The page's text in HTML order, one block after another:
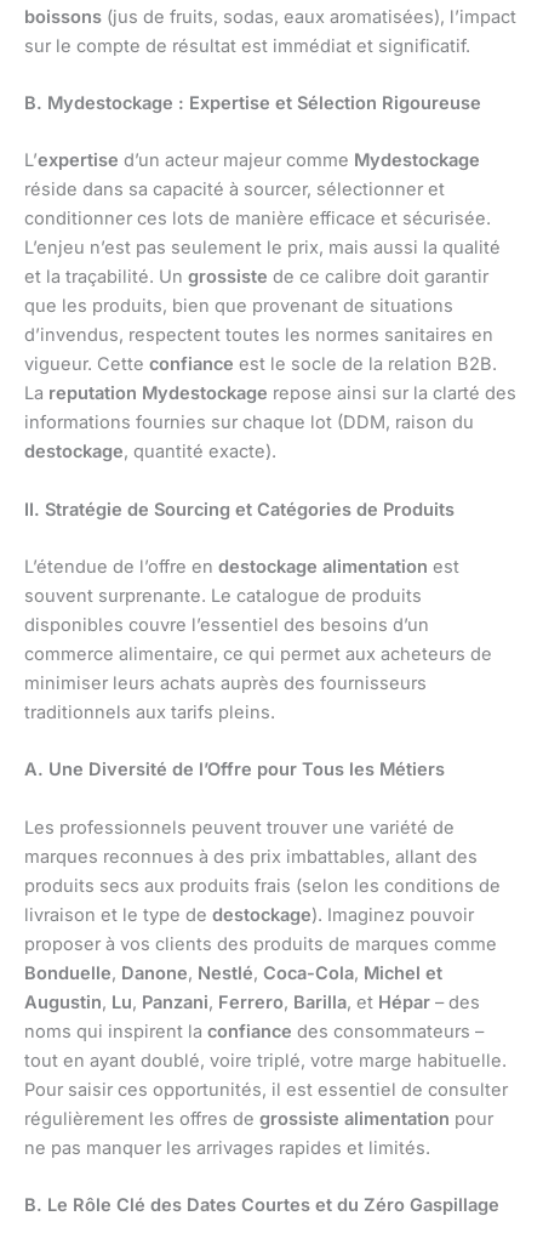
boissons (jus de fruits, sodas, eaux aromatisées), l’impact
sur le compte de résultat est immédiat et significatif.
B. Mydestockage : Expertise et Sélection Rigoureuse
L’expertise d’un acteur majeur comme Mydestockage
réside dans sa capacité à sourcer, sélectionner et
conditionner ces lots de manière efficace et sécurisée.
L’enjeu n’est pas seulement le prix, mais aussi la qualité
et la traçabilité. Un grossiste de ce calibre doit garantir
que les produits, bien que provenant de situations
d’invendus, respectent toutes les normes sanitaires en
vigueur. Cette confiance est le socle de la relation B2B.
La reputation Mydestockage repose ainsi sur la clarté des
informations fournies sur chaque lot (DDM, raison du
destockage, quantité exacte).
II. Stratégie de Sourcing et Catégories de Produits
L’étendue de l’offre en destockage alimentation est
souvent surprenante. Le catalogue de produits
disponibles couvre l’essentiel des besoins d’un
commerce alimentaire, ce qui permet aux acheteurs de
minimiser leurs achats auprès des fournisseurs
traditionnels aux tarifs pleins.
A. Une Diversité de l’Offre pour Tous les Métiers
Les professionnels peuvent trouver une variété de
marques reconnues à des prix imbattables, allant des
produits secs aux produits frais (selon les conditions de
livraison et le type de destockage). Imaginez pouvoir
proposer à vos clients des produits de marques comme
Bonduelle, Danone, Nestlé, Coca-Cola, Michel et
Augustin, Lu, Panzani, Ferrero, Barilla, et Hépar – des
noms qui inspirent la confiance des consommateurs –
tout en ayant doublé, voire triplé, votre marge habituelle.
Pour saisir ces opportunités, il est essentiel de consulter
régulièrement les offres de grossiste alimentation pour
ne pas manquer les arrivages rapides et limités.
B. Le Rôle Clé des Dates Courtes et du Zéro Gaspillage